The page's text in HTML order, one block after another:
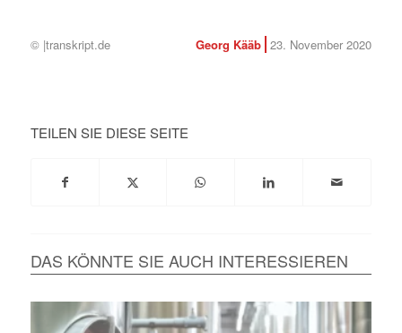
© |transkript.de Georg Kääb 23. November 2020
TEILEN SIE DIESE SEITE
DAS KÖNNTE SIE AUCH INTERESSIEREN